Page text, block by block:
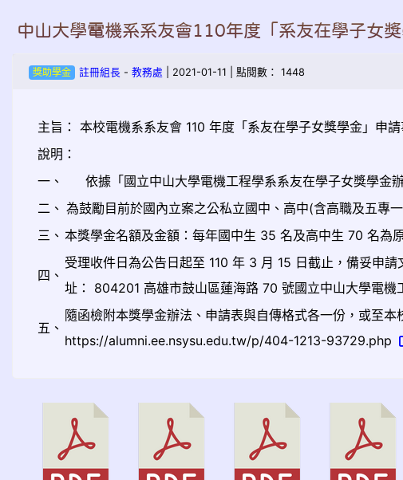
中山大學電機系系友會110年度「系友在學子女獎
獎助學金 註冊組長- 教務處 | 2021-01-11 | 點閱數： 1448
主旨： 本校電機系系友會 110 年度「系友在學子女獎學金」申
說明：
一、
依據「國立中山大學電機工程學系系友在學子女獎學金
二、 為鼓勵目前於國內立案之公私立國中、高中(含高職及五專
三、 本獎學金名額及金額：每年國中生 35 名及高中生 70 名為
四、
受理收件日為公告日起至 110 年 3 月 15 日截止，備妥申
址： 804201 高雄市鼓山區蓮海路 70 號國立中山大學電機
五、
隨函檢附本獎學金辦法、申請表與自傳格式各一份，或至本
https://alumni.ee.nsysu.edu.tw/p/404-1213-93729.php